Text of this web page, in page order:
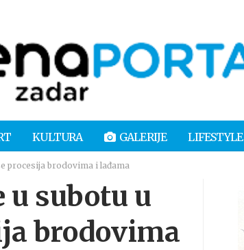
KULTURA GALERIJE LIFESTYLE
procesija brodovima i lađama
u subotu u
brodovima